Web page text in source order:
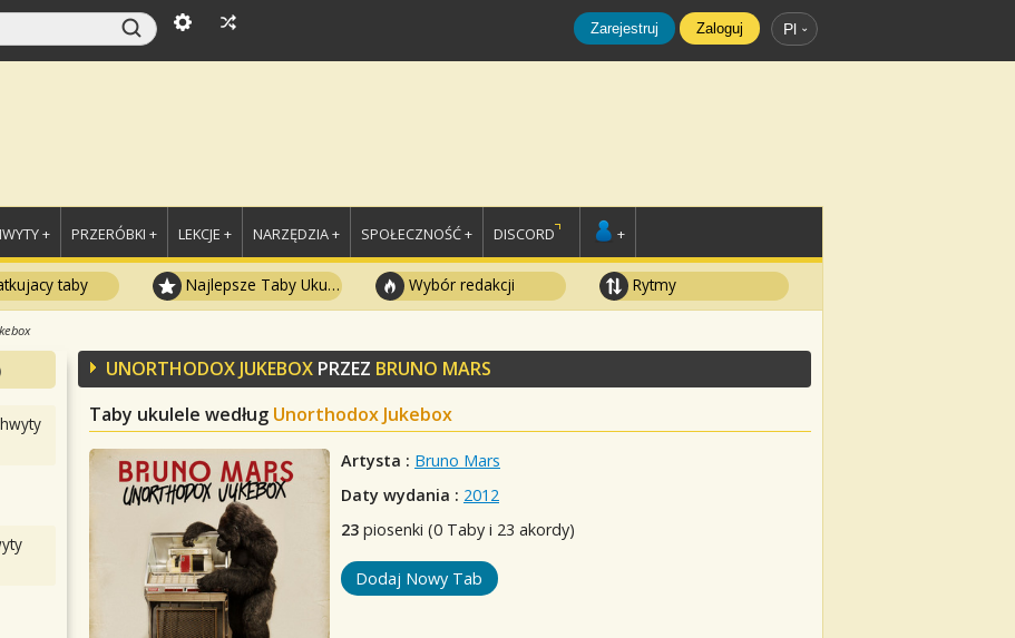
Zarejestruj Zaloguj Pl
+ PRZERÓBKI + LEKCJE + NARZĘDZIA + SPOŁECZNOŚĆ + DISCORD +
taby Najlepsze Taby Ukulele Wybór redakcji Rytmy
UNORTHODOX JUKEBOX PRZEZ BRUNO MARS
Taby ukulele według Unorthodox Jukebox
Artysta : Bruno Mars
Daty wydania : 2012
23 piosenki (0 Taby i 23 akordy)
Dodaj Nowy Tab